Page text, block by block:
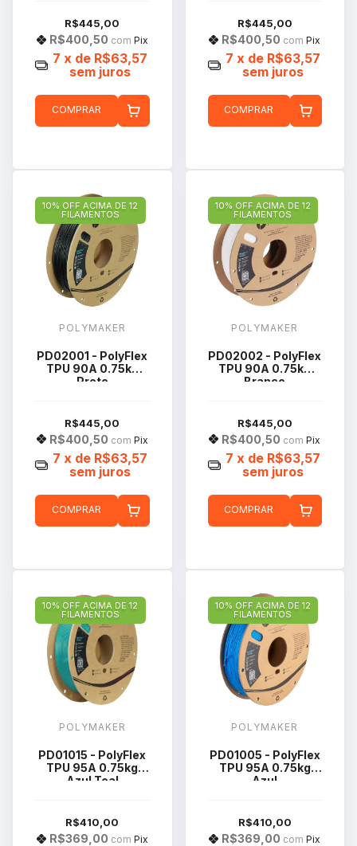
R$445,00
R$400,50 com Pix
7 x de R$63,57
sem juros
COMPRAR
R$445,00
R$400,50 com Pix
7 x de R$63,57
sem juros
COMPRAR
10% OFF ACIMA DE 12
FILAMENTOS
POLYMAKER
PD02001 - PolyFlex
TPU 90A 0.75kg
Preto
R$445,00
R$400,50 com Pix
7 x de R$63,57
sem juros
COMPRAR
10% OFF ACIMA DE 12
FILAMENTOS
POLYMAKER
PD02002 - PolyFlex
TPU 90A 0.75kg
Branco
R$445,00
R$400,50 com Pix
7 x de R$63,57
sem juros
COMPRAR
10% OFF ACIMA DE 12
FILAMENTOS
POLYMAKER
PD01015 - PolyFlex
TPU 95A 0.75kg
Azul Teal
R$410,00
R$369,00 com Pix
10% OFF ACIMA DE 12
FILAMENTOS
POLYMAKER
PD01005 - PolyFlex
TPU 95A 0.75kg
Azul
R$410,00
R$369,00 com Pix